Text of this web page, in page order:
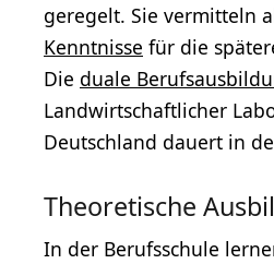
geregelt. Sie vermitteln
Kenntnisse für die
Die duale
Landwirtschaftlicher
Deutschland dauert in
Theoretische
In der Berufsschule